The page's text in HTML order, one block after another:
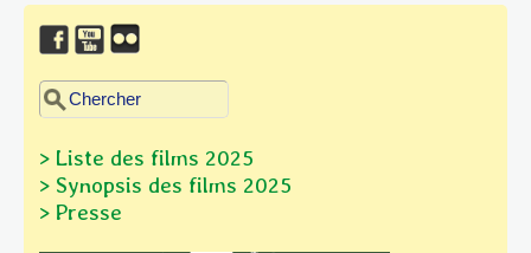
Formulaire de recherche
Chercher dans ce site
> Liste des films 2025
> Synopsis des films 2025
> Presse